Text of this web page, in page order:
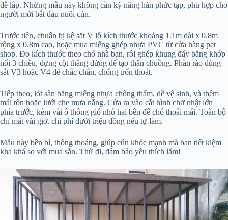
dễ lắp. Những mẫu này không cần kỹ năng hàn phức tạp, phù hợp cho
người mới bắt đầu nuôi cún.
Trước tiên, chuẩn bị kệ sắt V lỗ kích thước khoảng 1.1m dài x 0.8m
rộng x 0.8m cao, hoặc mua miếng ghép nhựa PVC từ cửa hàng pet
shop. Đo kích thước theo chó nhà bạn, rồi ghép khung đáy bằng khớp
nối 3 chiều, dựng cột thẳng đứng để tạo thân chuồng. Phần rào dùng
sắt V3 hoặc V4 để chắc chắn, chống trốn thoát.
Tiếp theo, lót sàn bằng miếng nhựa chống thấm, dễ vệ sinh, và thêm
mái tôn hoặc lưới che mưa nắng. Cửa ra vào cắt hình chữ nhật lớn
phía trước, kèm vài ô thông gió nhỏ hai bên để chó thoải mái. Toàn bộ
chỉ mất vài giờ, chi phí dưới triệu đồng nếu tự làm.
Mẫu này bền bỉ, thông thoáng, giúp cún khỏe mạnh mà bạn tiết kiệm
kha khá so với mua sẵn. Thử đi, đảm bảo yêu thích lắm!